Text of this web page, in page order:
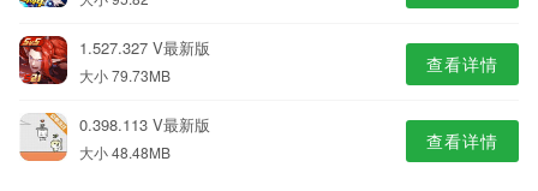
1.527.327 V最新版
大小 79.73MB 查看详情
0.398.113 V最新版
大小 48.48MB 查看详情